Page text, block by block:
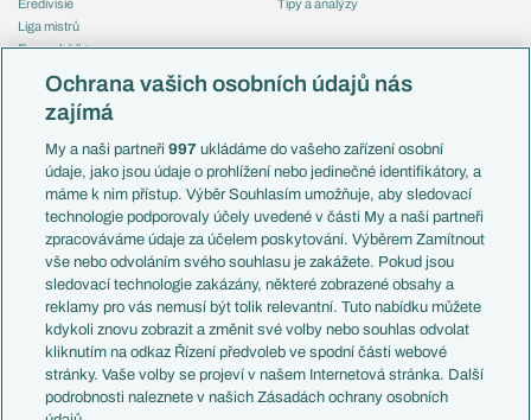
Eredivisie
Liga mistrů
Evropská liga
Mistrovství světa
Liga národů
Témata
Představení týmů MS
EuroSkauting
PL v kostce
Evropské koeficienty
Přestupy
Přestupové spekulace
Zranění
Kluby
Arsenal FC
Tipy a analýzy
Česko
Francie
Itálie
Německo
Španělsko
Argentina
Brazílie
Přestupy
Zápasy
Livescore
Tipovací soutěž
Ochrana vašich osobních údajů nás
zajímá
My a naši partneři997 ukládáme do vašeho zařízení osobní
údaje, jako jsou údaje o prohlížení nebo jedinečné identifikátory, a
máme k nim přístup. Výběr Souhlasím umožňuje, aby sledovací
technologie podporovaly účely uvedené v části My a naši partneři
zpracováváme údaje za účelem poskytování. Výběrem Zamítnout
vše nebo odvoláním svého souhlasu je zakážete. Pokud jsou
sledovací technologie zakázány, některé zobrazené obsahy a
reklamy pro vás nemusí být tolik relevantní. Tuto nabídku můžete
kdykoli znovu zobrazit a změnit své volby nebo souhlas odvolat
kliknutím na odkaz Řízení předvoleb ve spodní části webové
stránky. Vaše volby se projeví v našem Internetová stránka. Další
podrobnosti naleznete v našich Zásadách ochrany osobních